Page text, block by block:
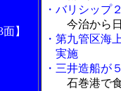
】
・バリシップ
今治から
・第九管区海
実施
・三井造船が
石巻港で